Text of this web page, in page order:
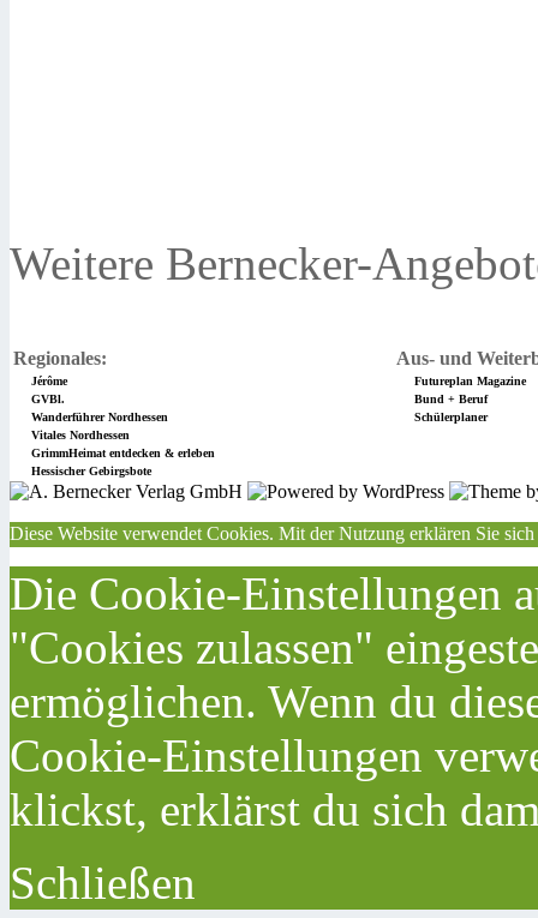
Weitere Bernecker-
Regionales: Aus- und
Jérôme
Futureplan Magazine
GVBl.
Bund + Beruf
Wanderführer Nordhessen
Schülerplaner
Vitales Nordhessen
GrimmHeimat entdecken & erleben
Hessischer Gebirgsbote
Diese Website verwendet Cookies. Mit der Nutzung erklären Sie
Die Cookie-Einstellungen
"Cookies zulassen"
ermöglichen. Wenn du
Cookie-Einstellungen
klickst, erklärst du sich
Schließen